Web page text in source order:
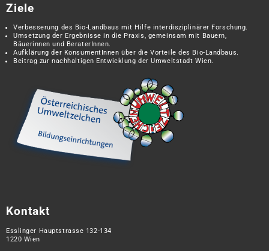
Ziele
Verbesserung des Bio-Landbaus mit Hilfe interdisziplinärer Forschung.
Umsetzung der Ergebnisse in die Praxis, gemeinsam mit Bauern,
Bäuerinnen und BeraterInnen.
Aufklärung der KonsumentInnen über die Vorteile des Bio-Landbaus.
Beitrag zur nachhaltigen Entwicklung der Umweltstadt Wien.
Kontakt
Esslinger Hauptstrasse 132-134
1220 Wien